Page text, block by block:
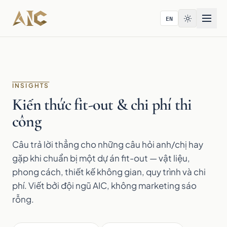
Bỏ qua tới nội dung
EN
INSIGHTS
Kiến thức fit-out & chi phí thi
công
Câu trả lời thẳng cho những câu hỏi anh/chị hay
gặp khi chuẩn bị một dự án fit-out — vật liệu,
phong cách, thiết kế không gian, quy trình và chi
phí. Viết bởi đội ngũ AIC, không marketing sáo
rỗng.